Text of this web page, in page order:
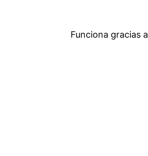
Funciona gracias a